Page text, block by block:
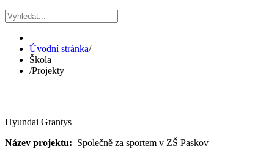
Úvodní stránka/
Škola
/Projekty
Hyundai Grantys
Název projektu: Společně za sportem v ZŠ Paskov